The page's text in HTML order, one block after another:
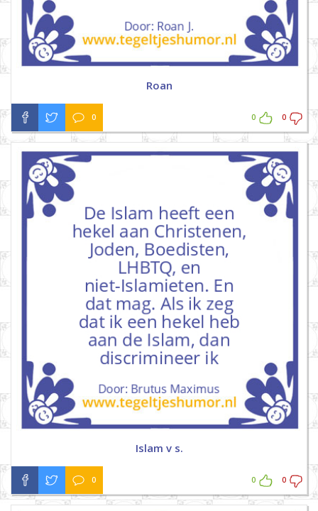
Roan
0 0 0
Islam v s.
0 0 0